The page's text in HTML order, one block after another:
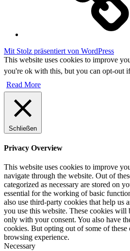
Mit Stolz präsentiert von WordPress
This website uses cookies to improve
you're ok with this, but you can opt-out
Read More
Schließen
Privacy Overview
This website uses cookies to improve
navigate through the website. Out of
categorized as necessary are stored on
essential for the working of basic
also use third-party cookies that help us
you use this website. These cookies will
only with your consent. You also have
cookies. But opting out of some of
browsing experience.
Necessary